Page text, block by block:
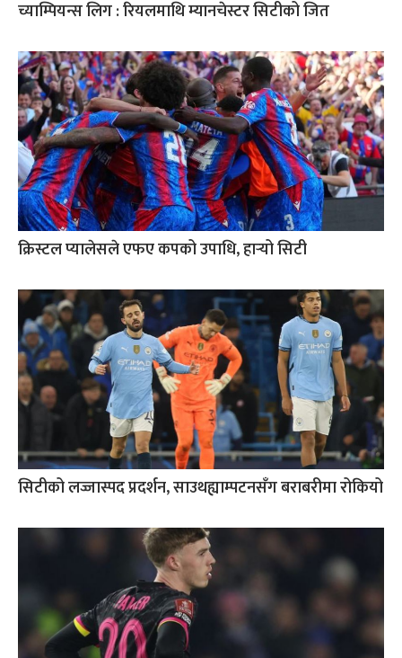
च्याम्पियन्स लिग : रियलमाथि म्यानचेस्टर सिटीको जित
क्रिस्टल प्यालेसले एफए कपको उपाधि, हार्‍यो सिटी
सिटीको लज्जास्पद प्रदर्शन, साउथह्याम्पटनसँग बराबरीमा रोकियो